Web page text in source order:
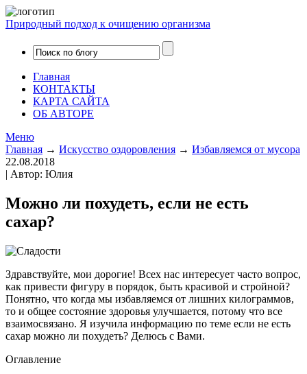
Природный подход к очищению организма
Главная
КОНТАКТЫ
КАРТА САЙТА
ОБ АВТОРЕ
Меню
Главная → Искусство оздоровления → Избавляемся от мусора
22.08.2018
| Автор: Юлия
Можно ли похудеть, если не есть
сахар?
Здравствуйте, мои дорогие! Всех нас интересует часто вопрос,
как привести фигуру в порядок, быть красивой и стройной?
Понятно, что когда мы избавляемся от лишних килограммов,
то и общее состояние здоровья улучшается, потому что все
взаимосвязано. Я изучила информацию по теме если не есть
сахар можно ли похудеть? Делюсь с Вами.
Оглавление